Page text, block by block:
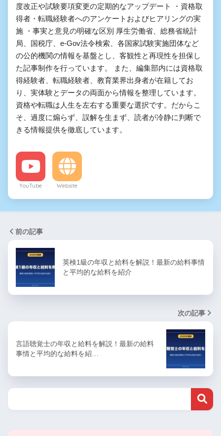
度改正や試験要項変更の定期的なアップデート ・資格取
得者・転職経験者へのアンケートおよびヒアリングの実
施 ・事実と意見の明確な区別 厚生労働省、総務省統計
局、国税庁、e-Gov法令検索、各国家試験実施団体など
の公的機関の情報を基盤とし、客観性と再現性を担保し
た記事制作を行っています。 また、編集部内には資格取
得経験者、転職経験者、教育業界出身者が在籍してお
り、実体験とデータの両面から情報を整理しています。
資格や転職は人生を左右する重要な選択です。だからこ
そ、過度に煽らず、誤解を生まず、読者が冷静に判断で
きる情報提供を徹底しています。
YouTube Website
前の記事
英検1級の年収と給料を解説！最新の給料事情
と平均的な給料を紹介
次の記事
言語聴覚士の年収と給料を解説！最新の給料
事情と平均的な給料を紹…